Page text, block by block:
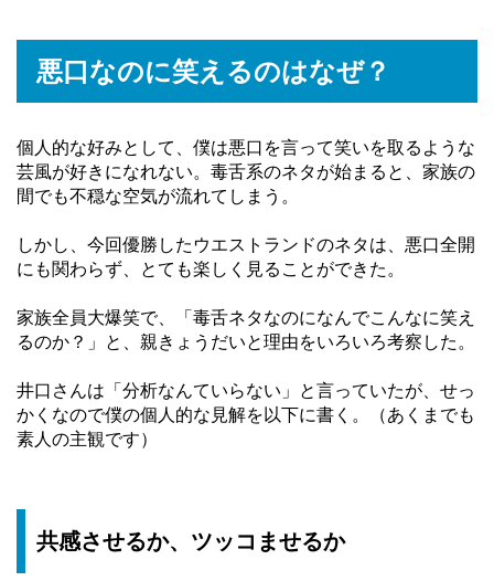
悪口なのに笑えるのはなぜ？
個人的な好みとして、僕は悪口を言って笑いを取るような
芸風が好きになれない。毒舌系のネタが始まると、家族の
間でも不穏な空気が流れてしまう。
しかし、今回優勝したウエストランドのネタは、悪口全開
にも関わらず、とても楽しく見ることができた。
家族全員大爆笑で、「毒舌ネタなのになんでこんなに笑え
るのか？」と、親きょうだいと理由をいろいろ考察した。
井口さんは「分析なんていらない」と言っていたが、せっ
かくなので僕の個人的な見解を以下に書く。（あくまでも
素人の主観です）
共感させるか、ツッコませるか